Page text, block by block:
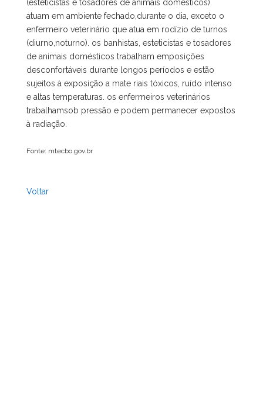
(esteticistas e tosadores de animais domésticos).
atuam em ambiente fechado,durante o dia, exceto o
enfermeiro veterinário que atua em rodízio de turnos
(diurno,noturno). os banhistas, esteticistas e tosadores
de animais domésticos trabalham emposições
desconfortáveis durante longos períodos e estão
sujeitos à exposição a mate riais tóxicos, ruído intenso
e altas temperaturas. os enfermeiros veterinários
trabalhamsob pressão e podem permanecer expostos
à radiação.
Fonte: mtecbo.gov.br
Voltar